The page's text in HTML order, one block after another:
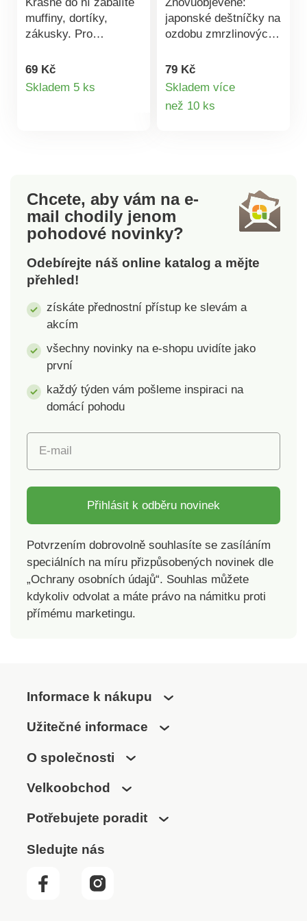
muffiny, dortíky,
zákusky. Pro
stylovou prezentaci.
Krabice je 2dílná.
papír. Rozměry: 27,5
x 11 x 10 cm.
69 Kč
Skladem 5 ks
japonské deštníčky na
ozdobu zmrzlinových
dalších pochoutek.
79 Kč
Skladem více
než 10 ks
Chcete, aby vám na e-
mail chodily jenom
pohodové novinky?
Odebírejte náš online katalog a mějte
přehled!
získáte přednostní přístup ke slevám a
akcím
všechny novinky na e-shopu uvidíte jako
první
každý týden vám pošleme inspiraci na
domácí pohodu
E-mail
Přihlásit k odběru novinek
Potvrzením dobrovolně souhlasíte se zasíláním
speciálních na míru přizpůsobených novinek dle
„Ochrany osobních údajů“. Souhlas můžete
kdykoliv odvolat a máte právo na námitku proti
přímému marketingu.
Informace k nákupu
Užitečné informace
O společnosti
Velkoobchod
Potřebujete poradit
Sledujte nás